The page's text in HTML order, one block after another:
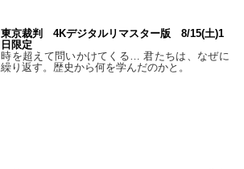
東京裁判 4Kデジタルリマスター版 8/15(土)1
日限定
時を超えて問いかけてくる… 君たちは、なぜに
繰り返す。歴史から何を学んだのかと。